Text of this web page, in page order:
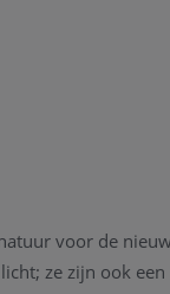
voor de
ze zijn ook